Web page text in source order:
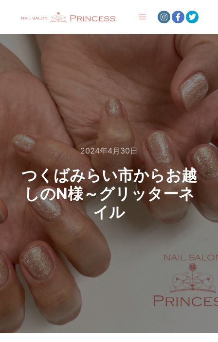
2024年4月30日
つくばみらい市からお越
しのN様～グリッターネ
イル